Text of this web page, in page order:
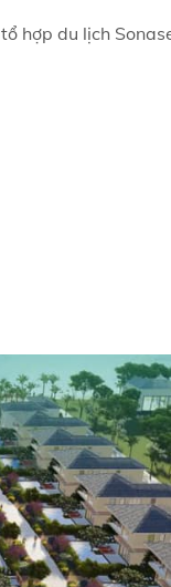
hợp du lịch